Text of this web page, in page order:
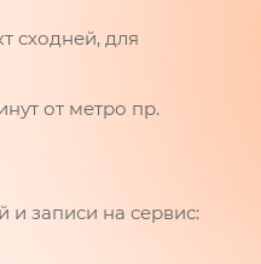
сходней, для
от метро пр.
и записи на сервис: